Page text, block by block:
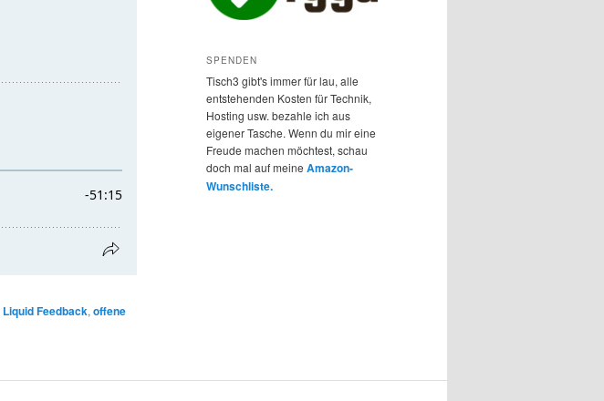
Liquid Feedback, offene
SPENDEN
Tisch3 gibt's immer für lau, alle
entstehenden Kosten für Technik,
Hosting usw. bezahle ich aus
eigener Tasche. Wenn du mir eine
Freude machen möchtest, schau
doch mal auf meine Amazon-
Wunschliste.